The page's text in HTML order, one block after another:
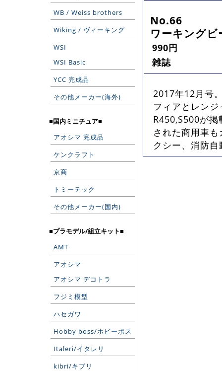
WB / Weiss brothers
Wiking / ヴィーキング
WSI
WSI Basic
YCC 完成品
その他メーカー(海外)
■国内ミニチュア■
アオシマ 完成品
ケンクラフト
京商
トミーテック
その他メーカー(国内)
■プラモデル/組立キット■
AMT
アオシマ
アオシマ デコトラ
フジミ模型
ハセガワ
Hobby boss/ホビーボス
Italeri/イタレリ
kibri/キブリ
No.66
ワーキング
990円
雑誌
2017年12月号
フィアとレン
R450,S500が
された商用車
クシー、消防